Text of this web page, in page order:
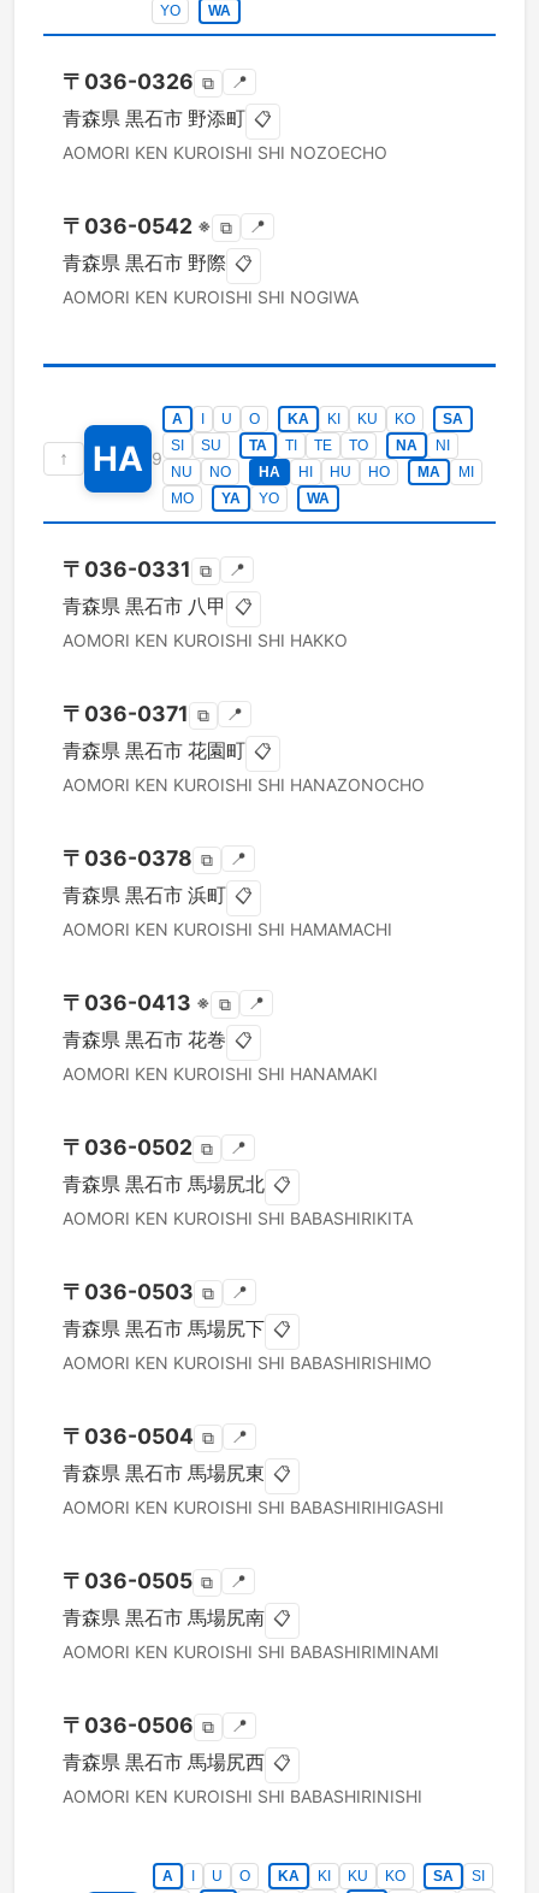
YO
WA
〒 036-0326 ⧉ 📍
青森県 黒石市 野添町 📋
AOMORI KEN KUROISHI SHI NOZOECHO
〒 036-0542 ※ ⧉ 📍
青森県 黒石市 野際 📋
AOMORI KEN KUROISHI SHI NOGIWA
↑ HA 9
A U O KA KI KU KO
SA
SI
SU TA TI TE TO NA
NI
NU
NO HA HI HU HO MA
MI
MO
YA YO WA
〒 036-0331 ⧉ 📍
青森県 黒石市 八甲 📋
AOMORI KEN KUROISHI SHI HAKKO
〒 036-0371 ⧉ 📍
青森県 黒石市 花園町 📋
AOMORI KEN KUROISHI SHI HANAZONOCHO
〒 036-0378 ⧉ 📍
青森県 黒石市 浜町 📋
AOMORI KEN KUROISHI SHI HAMAMACHI
〒 036-0413 ※ ⧉ 📍
青森県 黒石市 花巻 📋
AOMORI KEN KUROISHI SHI HANAMAKI
〒 036-0502 ⧉ 📍
青森県 黒石市 馬場尻北 📋
AOMORI KEN KUROISHI SHI BABASHIRIKITA
〒 036-0503 ⧉ 📍
青森県 黒石市 馬場尻下 📋
AOMORI KEN KUROISHI SHI BABASHIRISHIMO
〒 036-0504 ⧉ 📍
青森県 黒石市 馬場尻東 📋
AOMORI KEN KUROISHI SHI BABASHIRIHIGASHI
〒 036-0505 ⧉ 📍
青森県 黒石市 馬場尻南 📋
AOMORI KEN KUROISHI SHI BABASHIRIMINAMI
〒 036-0506 ⧉ 📍
青森県 黒石市 馬場尻西 📋
AOMORI KEN KUROISHI SHI BABASHIRINISHI
A U O KA KI KU KO SA
SI